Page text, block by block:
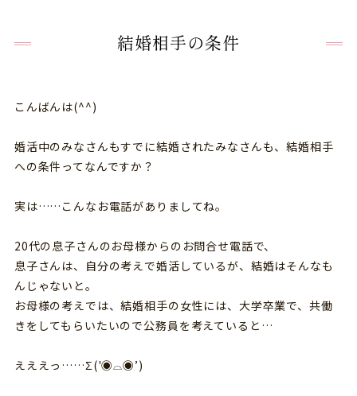
結婚相手の条件
こんばんは(^^)
婚活中のみなさんもすでに結婚されたみなさんも、結婚相手
への条件ってなんですか？
実は……こんなお電話がありましてね。
20代の息子さんのお母様からのお問合せ電話で、
息子さんは、自分の考えで婚活しているが、結婚はそんなも
んじゃないと。
お母様の考えでは、結婚相手の女性には、大学卒業で、共働
きをしてもらいたいので公務員を考えていると…
えええっ……Σ('◉⌓◉’)